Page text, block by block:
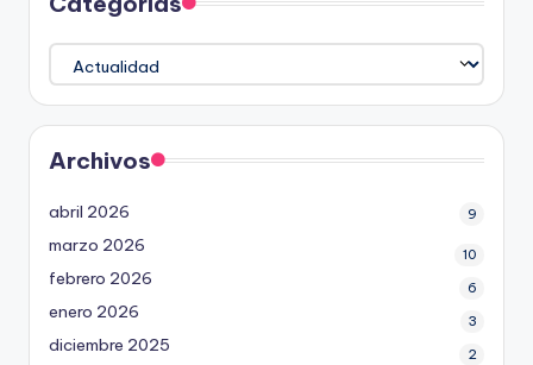
Categorías
Archivos
abril 2026 9
marzo 2026 10
febrero 2026 6
enero 2026 3
diciembre 2025 2